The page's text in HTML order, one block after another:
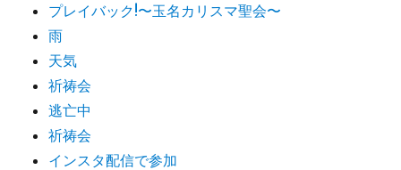
プレイバック!〜玉名カリスマ聖会〜
雨
天気
祈祷会
逃亡中
祈祷会
インスタ配信で参加